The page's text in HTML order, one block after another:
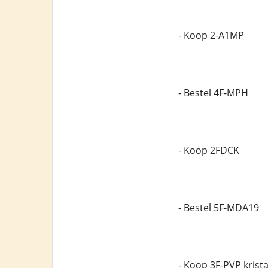
- Koop 2-A1MP
- Bestel 4F-MPH
- Koop 2FDCK
- Bestel 5F-MDA19
- Koop 3F-PVP